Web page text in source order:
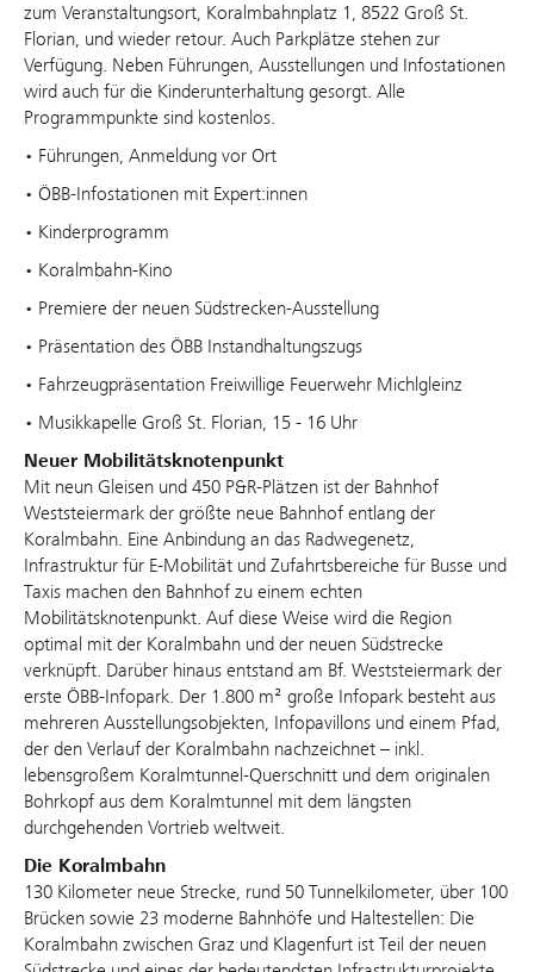
zum Veranstaltungsort, Koralmbahnplatz 1, 8522 Groß St.
Florian, und wieder retour. Auch Parkplätze stehen zur
Verfügung. Neben Führungen, Ausstellungen und Infostationen
wird auch für die Kinderunterhaltung gesorgt. Alle
Programmpunkte sind kostenlos.
• Führungen, Anmeldung vor Ort
• ÖBB-Infostationen mit Expert:innen
• Kinderprogramm
• Koralmbahn-Kino
• Premiere der neuen Südstrecken-Ausstellung
• Präsentation des ÖBB Instandhaltungszugs
• Fahrzeugpräsentation Freiwillige Feuerwehr Michlgleinz
• Musikkapelle Groß St. Florian, 15 - 16 Uhr
Neuer Mobilitätsknotenpunkt
Mit neun Gleisen und 450 P&R-Plätzen ist der Bahnhof
Weststeiermark der größte neue Bahnhof entlang der
Koralmbahn. Eine Anbindung an das Radwegenetz,
Infrastruktur für E-Mobilität und Zufahrtsbereiche für Busse und
Taxis machen den Bahnhof zu einem echten
Mobilitätsknotenpunkt. Auf diese Weise wird die Region
optimal mit der Koralmbahn und der neuen Südstrecke
verknüpft. Darüber hinaus entstand am Bf. Weststeiermark der
erste ÖBB-Infopark. Der 1.800 m² große Infopark besteht aus
mehreren Ausstellungsobjekten, Infopavillons und einem Pfad,
der den Verlauf der Koralmbahn nachzeichnet – inkl.
lebensgroßem Koralmtunnel-Querschnitt und dem originalen
Bohrkopf aus dem Koralmtunnel mit dem längsten
durchgehenden Vortrieb weltweit.
Die Koralmbahn
130 Kilometer neue Strecke, rund 50 Tunnelkilometer, über 100
Brücken sowie 23 moderne Bahnhöfe und Haltestellen: Die
Koralmbahn zwischen Graz und Klagenfurt ist Teil der neuen